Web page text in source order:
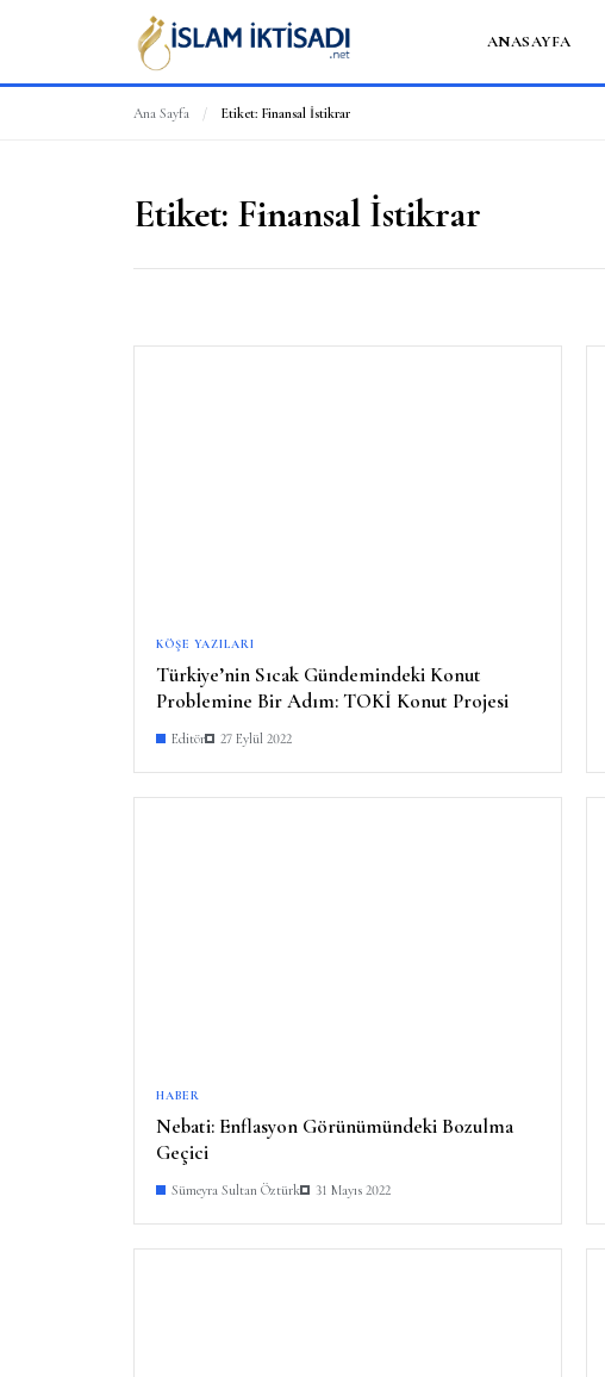
ANASAYFA
Ana Sayfa / Etiket: Finansal İstikrar
Etiket: Finansal İstikrar
KÖŞE YAZILARI
Türkiye’nin Sıcak Gündemindeki Konut
Problemine Bir Adım: TOKİ Konut Projesi
Editör 27 Eylül 2022
HABER
Nebati: Enflasyon Görünümündeki Bozulma
Geçici
Sümeyra Sultan Öztürk 31 Mayıs 2022